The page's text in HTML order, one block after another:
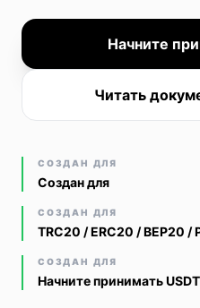
Начните
Читать
СОЗДАН ДЛЯ
Создан для
СОЗДАН ДЛЯ
TRC20 / ERC20 / BEP20 /
СОЗДАН ДЛЯ
Начните принимать USDT